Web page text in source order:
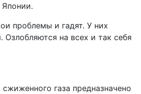
проблемы и гадят. У них
на всех и так себя
газа предназначено